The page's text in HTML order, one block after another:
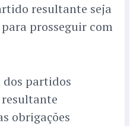
resultante seja
prosseguir com
dos partidos
obrigações